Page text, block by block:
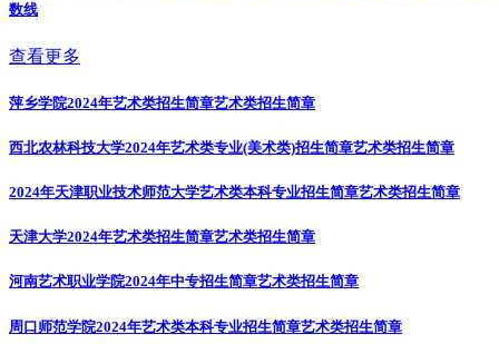
数线
查看更多
萍乡学院2024年艺术类招生简章艺术类招生简章
西北农林科技大学2024年艺术类专业(美术类)招生简章艺术类招生简章
2024年天津职业技术师范大学艺术类本科专业招生简章艺术类招生简章
天津大学2024年艺术类招生简章艺术类招生简章
河南艺术职业学院2024年中专招生简章艺术类招生简章
周口师范学院2024年艺术类本科专业招生简章艺术类招生简章